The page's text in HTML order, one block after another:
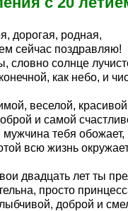
дорогая, родная,
сейчас поздравляю!
словно солнце
как небо, и
веселой,
и самой
тебя обожает,
всю жизнь
двадцать лет ты
просто
доброй и